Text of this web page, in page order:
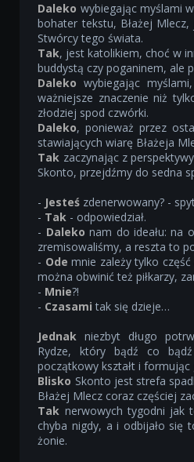
Daleko wybiegając myślami
bohater tekstu, Błażej
Stwórcy tego świata.
Tak, jest katolikiem, choć w
buddystą czy poganinem, ale
Daleko wybiegając
ważniejsze znaczenie niż
złodziej spod czwórki.
Daleko, ponieważ przez
stawiających wiarę Błażeja
Tak zaczynając z
Skonto, przejdźmy do sedna
- Jesteś zdenerwowany? -
- Tak - odpowiedział.
- Daleko nam do ideału: na
zremisowaliśmy, a reszta to
- Ode mnie zależy tylko
można obwinić też piłkarzy,
- Mnie?!
- Czasami tak się dzieje…
Jednak niezbyt długo
Rydze, który bądź co
początkowy kształt i
Blisko Skonto jest strefa
Błażej Mlecz coraz częściej
Tak nerwowych tygodni jak
chyba nigdy, a i odbijało się
żonie.